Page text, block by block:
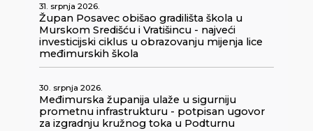
31. srpnja 2026.
Župan Posavec obišao gradilišta škola u
Murskom Središću i Vratišincu - najveći
investicijski ciklus u obrazovanju mijenja lice
međimurskih škola
30. srpnja 2026.
Međimurska županija ulaže u sigurniju
prometnu infrastrukturu - potpisan ugovor
za izgradnju kružnog toka u Podturnu